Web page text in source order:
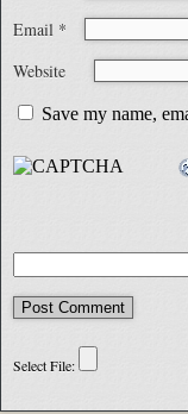
Email *
Website
Save my name,